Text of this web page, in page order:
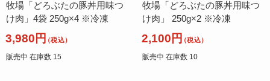
牧場「どろぶたの豚丼用味つ
け肉」4袋 250g×4 ※冷凍
3,980円（税込）
販売中 在庫数 15
牧場「どろぶたの豚丼用味つ
け肉」 250g×2 ※冷凍
2,100円（税込）
販売中 在庫数 10